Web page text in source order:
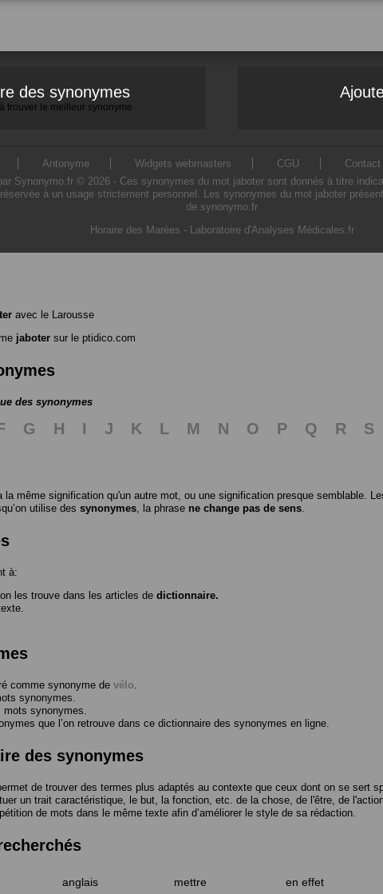
des synonymes
trouver le meilleur synonyme
Antonyme Widgets webmasters CGU Contact
Synonymo.fr © 2026 - Ces synonymes du mot jaboter sont donnés à titre
à un usage strictement personnel. Les synonymes du mot jaboter
de synonymo.fr
Horaire des Marées - Laboratoire d'Analyses Médicales.fr
avec le Larousse
jaboter sur le ptidico.com
des synonymes
G H I J K L M N O P Q R S
la même signification qu'un autre mot, ou une signification presque semblable.
utilise des synonymes, la phrase ne change pas de sens.
à:
les trouve dans les articles de dictionnaire.
comme synonyme de vélo.
synonymes.
mots synonymes.
que l’on retrouve dans ce dictionnaire des synonymes en ligne.
des synonymes
de trouver des termes plus adaptés au contexte que ceux dont on se sert
un trait caractéristique, le but, la fonction, etc. de la chose, de l'être, de
de mots dans le même texte afin d’améliorer le style de sa rédaction.
anglais mettre en effet